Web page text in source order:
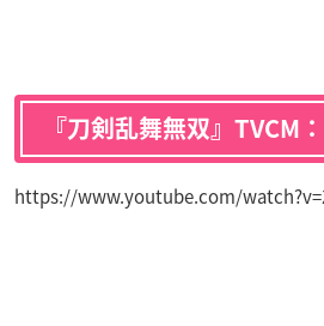
『刀剣乱舞無双』TVCM
https://www.youtube.com/